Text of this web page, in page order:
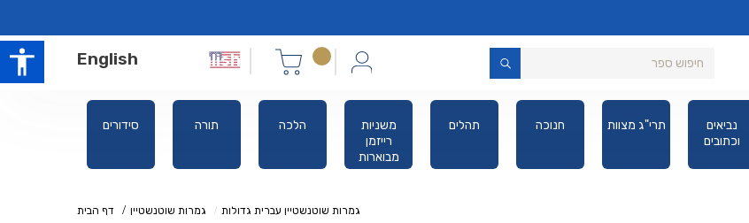
English
סידורים תורה הלכה
משניות
רייזמן
מבוארות
תהלים חנוכה תרי"ג מצוות
נביאים
וכתובים
דף הבית גמרות שוטנשטיין גמרות שוטנשטיין עברית גדולות